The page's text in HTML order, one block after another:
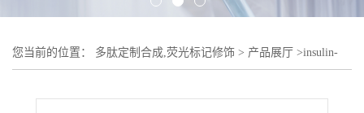
您当前的位置： 多肽定制合成,荧光标记修饰 > 产品展厅 >insulin-